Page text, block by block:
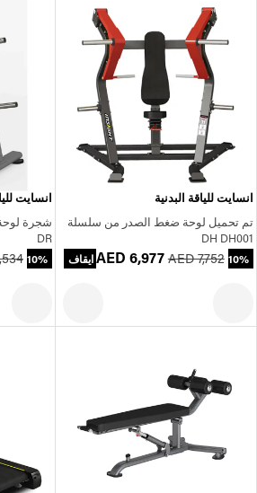
انسايت للياقة البدنية
تم تحميل لوحة ضغط الصدر من سلسلة
DH DH001
AED 6,977 AED 7,752 10% ايقاف
انسايت
DR
10% ايقاف